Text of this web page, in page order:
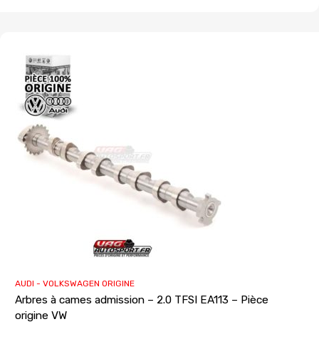
AUDI - VOLKSWAGEN ORIGINE
Arbres à cames admission – 2.0 TFSI EA113 – Pièce
origine VW